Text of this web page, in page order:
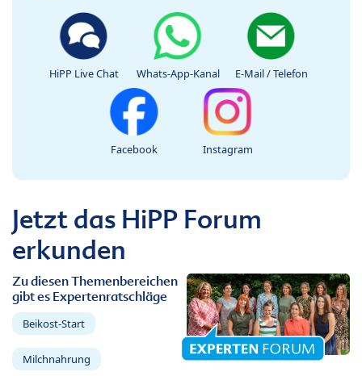
HiPP Live Chat Whats-App-Kanal E-Mail / Telefon
Facebook Instagram
Jetzt das HiPP Forum
erkunden
Zu diesen Themenbereichen
gibt es Expertenratschläge
Beikost-Start
Milchnahrung